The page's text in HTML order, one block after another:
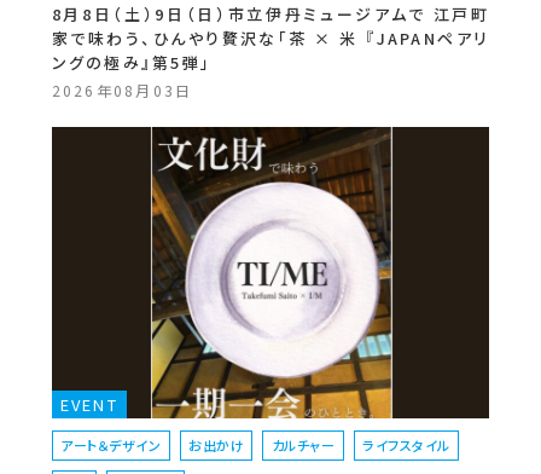
8月8日（土）9日（日）市立伊丹ミュージアムで 江戸町
家で味わう、ひんやり贅沢な「茶 × 米 『JAPANペアリ
ングの極み』第5弾」
2026年08月03日
EVENT
アート＆デザイン お出かけ カルチャー ライフスタイル